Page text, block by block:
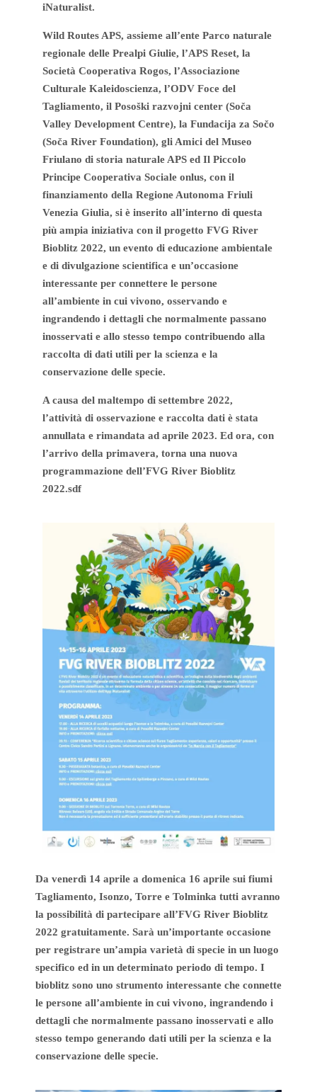
iNaturalist.
Wild Routes APS, assieme all’ente Parco naturale
regionale delle Prealpi Giulie, l’APS Reset, la
Società Cooperativa Rogos, l’Associazione
Culturale Kaleidoscienza, l’ODV Foce del
Tagliamento, il Posoški razvojni center (Soča
Valley Development Centre), la Fundacija za Sočo
(Soča River Foundation), gli Amici del Museo
Friulano di storia naturale APS ed Il Piccolo
Principe Cooperativa Sociale onlus, con il
finanziamento della Regione Autonoma Friuli
Venezia Giulia, si è inserito all’interno di questa
più ampia iniziativa con il progetto FVG River
Bioblitz 2022, un evento di educazione ambientale
e di divulgazione scientifica e un’occasione
interessante per connettere le persone
all’ambiente in cui vivono, osservando e
ingrandendo i dettagli che normalmente passano
inosservati e allo stesso tempo contribuendo alla
raccolta di dati utili per la scienza e la
conservazione delle specie.
A causa del maltempo di settembre 2022,
l’attività di osservazione e raccolta dati è stata
annullata e rimandata ad aprile 2023. Ed ora, con
l’arrivo della primavera, torna una nuova
programmazione dell’FVG River Bioblitz
2022.sdf
Da venerdì 14 aprile a domenica 16 aprile sui fiumi
Tagliamento, Isonzo, Torre e Tolminka tutti avranno
la possibilità di partecipare all’FVG River Bioblitz
2022 gratuitamente. Sarà un’importante occasione
per registrare un’ampia varietà di specie in un luogo
specifico ed in un determinato periodo di tempo. I
bioblitz sono uno strumento interessante che connette
le persone all’ambiente in cui vivono, ingrandendo i
dettagli che normalmente passano inosservati e allo
stesso tempo generando dati utili per la scienza e la
conservazione delle specie.